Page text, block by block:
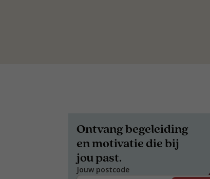
Ontvang begeleiding
en motivatie die bij
jou past.
Jouw postcode